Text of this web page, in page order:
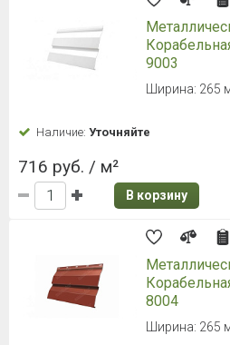
9003
Ширина: 265
Наличие: Уточняйте
716 руб. / м²
В корзину
8004
Ширина: 265